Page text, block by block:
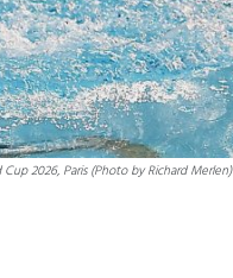
2026, Paris (Photo by Richard Merlen)